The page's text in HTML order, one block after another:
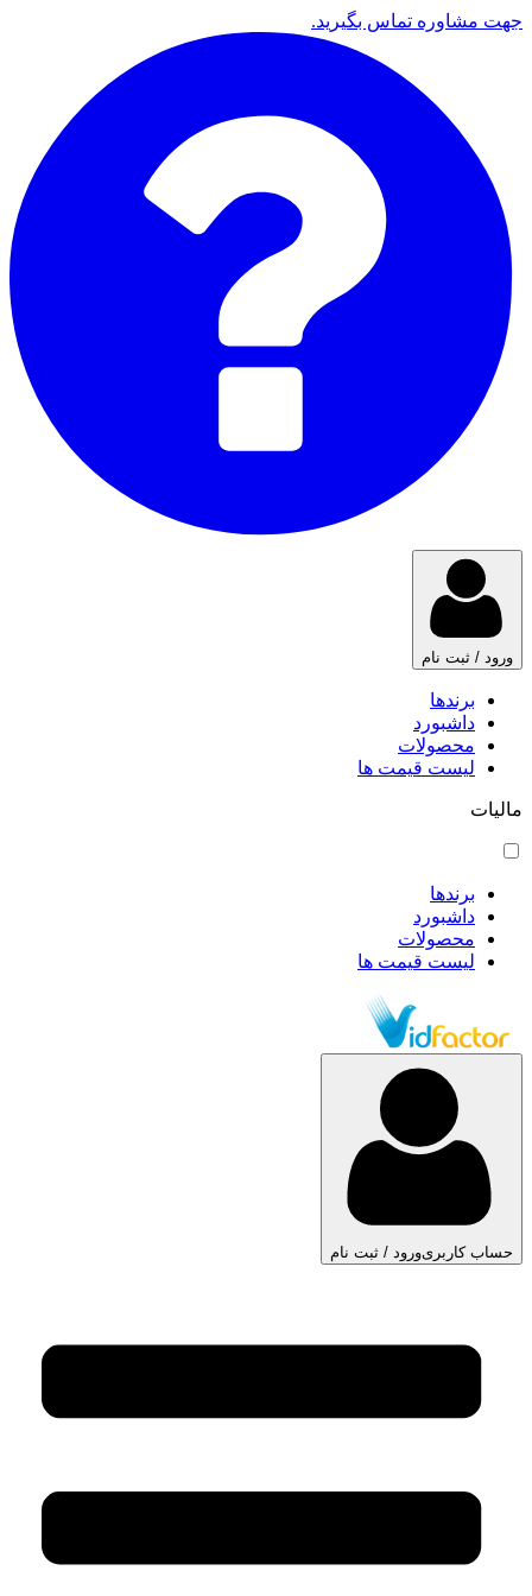
جهت مشاوره تماس بگیرید.
ورود / ثبت نام
برندها
داشبورد
محصولات
لیست قیمت ها
مالیات
برندها
داشبورد
محصولات
لیست قیمت ها
حساب کاربریورود / ثبت نام